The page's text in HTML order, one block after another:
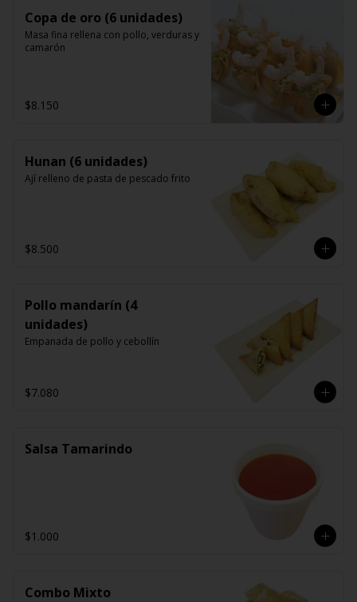
Copa de oro (6 unidades)
Masa fina rellena con pollo, verduras y
camarón
$8.150
Hunan (6 unidades)
Ají relleno de pasta de pescado frito
$8.500
Pollo mandarín (4
unidades)
Empanada de pollo y cebollín
$7.080
Salsa Tamarindo
$1.000
Combo Mixto